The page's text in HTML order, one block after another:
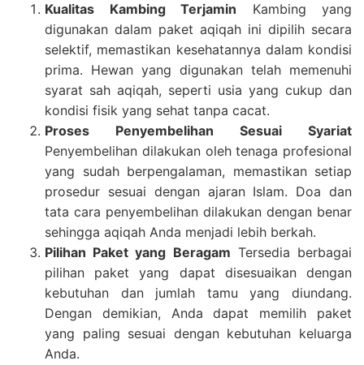
Kualitas Kambing Terjamin Kambing yang
digunakan dalam paket aqiqah ini dipilih secara
selektif, memastikan kesehatannya dalam kondisi
prima. Hewan yang digunakan telah memenuhi
syarat sah aqiqah, seperti usia yang cukup dan
kondisi fisik yang sehat tanpa cacat.
Proses Penyembelihan Sesuai Syariat
Penyembelihan dilakukan oleh tenaga profesional
yang sudah berpengalaman, memastikan setiap
prosedur sesuai dengan ajaran Islam. Doa dan
tata cara penyembelihan dilakukan dengan benar
sehingga aqiqah Anda menjadi lebih berkah.
Pilihan Paket yang Beragam Tersedia berbagai
pilihan paket yang dapat disesuaikan dengan
kebutuhan dan jumlah tamu yang diundang.
Dengan demikian, Anda dapat memilih paket
yang paling sesuai dengan kebutuhan keluarga
Anda.